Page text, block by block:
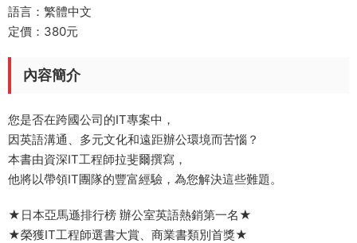
語言：繁體中文
定價：380元
內容簡介
您是否在跨國公司的IT專案中，
因英語溝通、多元文化和遠距辦公環境而苦惱？
本書由資深IT工程師拉斐爾撰寫，
他將以帶領IT團隊的豐富經驗，為您解決這些難題。
★日本亞馬遜排行榜 辦公室英語熱銷第一名★
★榮獲IT工程師選書大賞、商業書類別首獎★